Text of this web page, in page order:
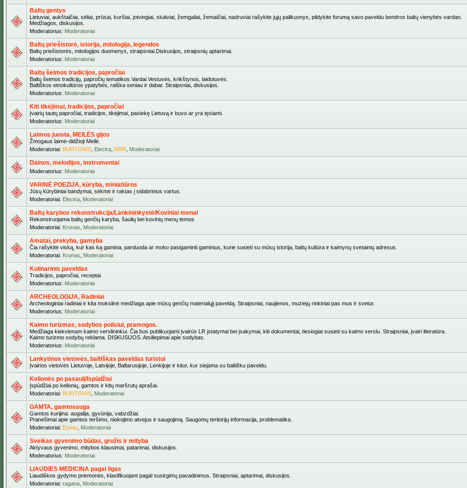
Baltų gentys
Lietuviai, aukštaičiai, sėliai, prūsai, kuršiai, jotvingiai, skalviai, žemgaliai, žemaičiai, nadruviai rašykite jųjų palikuonys, pildykite forumą savo paveldu bendros baltų vienybės vardan.
Medžiagos, diskusijos.
Moderatorius: Moderatoriai
Baltų priešistorė, istorija, mitologija, legendos
Baltų priešistorės, mitologijos duomenys, straipsniai.Diskusijos, straipsnių aptarimai.
Moderatorius: Moderatoriai
Baltų šeimos tradicijos, papročiai
Baltų šeimos tradicijų, papročių tematikos.Vardai.Vestuvės, krikštynos, laidotuvės.
Baltiškos etnokultūros ypatybės, raiška seniau ir dabar. Straipsniai, diskusijos.
Moderatorius: Moderatoriai
Kiti tikėjimai, tradicijos, papročiai
Įvairių tautų papročiai, tradicijos, tikėjimai, pasiekę Lietuvą ir buvo ar yra tęsiami.
Moderatorius: Moderatoriai
Laimos juosta, MEILĖS gijos
Žmogaus laimė-didžioji Meilė.
Moderatoriai: BURTONIS Electra RRR Moderatoriai
Dainos, melodijos, instrumentai
Moderatorius: Moderatoriai
VARINĖ POEZIJA, kūryba, miniatiūros
Jūsų kūrybiniai bandymai, sėkmė ir raktas į sidabrinius vartus.
Moderatoriai: Electra Moderatoriai
Baltų karybos rekonstrukcija/Lankininkystė/Koviniai menai
Rekonstruojama baltų genčių karyba, šaulių bei kovinių menų temos
Moderatoriai: Kronas Moderatoriai
Amatai, prekyba, gamyba
Čia rašykite viską, kur kas ką gamina, parduoda ar moko pasigaminti gaminius, kurie susieti su mūsų istorija, baltų kultūra ir kaimynų svetainių adresus.
Moderatoriai: Kronas Moderatoriai
Kulinarinis paveldas
Tradicijos, papročiai, receptai
Moderatorius: Moderatoriai
ARCHEOLOGIJA, Radiniai
Archeologiniai radiniai ir kita mokslinė medžiaga apie mūsų genčių materialųjį paveldą. Straipsniai, naujienos, muziejų rinkiniai pas mus ir svetur.
Moderatorius: Moderatoriai
Kaimo turizmas, sodybos poilsiui, pramogos.
Medžiaga kiekvienam kaimo verslininkui. Čia bus publikuojami įvairūs LR įstatymai bei įsakymai, kiti dokumentai, tiesiogiai susieti su kaimo verslu. Straipsniai, įvairi literatūra.
Kaimo turizmo sodybų reklama. DISKUSIJOS. Atsiliepimai apie sodybas.
Moderatorius: Moderatoriai
Lankytinos vietovės, baltiškas paveldas turistui
Įvairios vietovės Lietuvoje, Latvijoje, Baltarusijoje, Lenkijoje ir kitur, kur siejama su baltišku paveldu.
Kelionės po pasaulį/Ispūdžiai
Įspūdžiai po kelionių, gamtos ir kitų maršrutų aprašai.
Moderatoriai: BURTONIS Moderatoriai
GAMTA, gamtosauga
Gamtos kurijina: augalija, gyvūnija, vabzdžiai.
Pranešimai apie gamtos teršimo, niokojimo atvejus ir saugojimą. Saugomų teritorijų informacija, problematika.
Moderatoriai: Esmis Moderatoriai
Sveikas gyvenimo būdas, grožis ir mityba
Aktyvaus gyvenimo, mitybos klausimai, patarimai, diskusijos.
Moderatorius: Moderatoriai
LIAUDIES MEDICINA pagal ligas
Liaudiškos gydymo priemonės, klasifikuojant pagal susirgimų pavadinimus. Straipsniai, aptarimai, diskusijos.
Moderatoriai: ragana Moderatoriai